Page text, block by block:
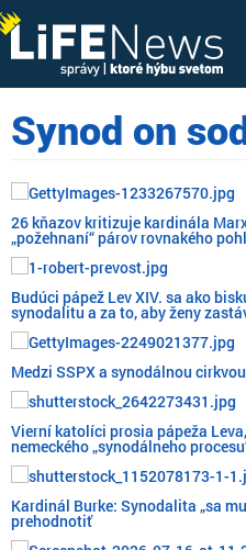
Synod on
26 kňazov kritizuje kardinála
„požehnaní“ párov rovnakého
Budúci pápež Lev XIV. sa ako
synodalitu a za to, aby ženy
Medzi SSPX a synodálnou
Vierní katolíci prosia pápeža
nemeckého „synodálneho
Kardinál Burke: Synodalita „sa
prehodnotiť